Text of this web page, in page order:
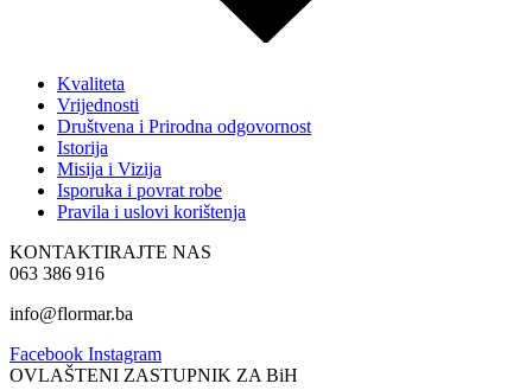
Kvaliteta
Vrijednosti
Društvena i Prirodna odgovornost
Istorija
Misija i Vizija
Isporuka i povrat robe
Pravila i uslovi korištenja
KONTAKTIRAJTE NAS
063 386 916
info@flormar.ba
Facebook Instagram
OVLAŠTENI ZASTUPNIK ZA BiH